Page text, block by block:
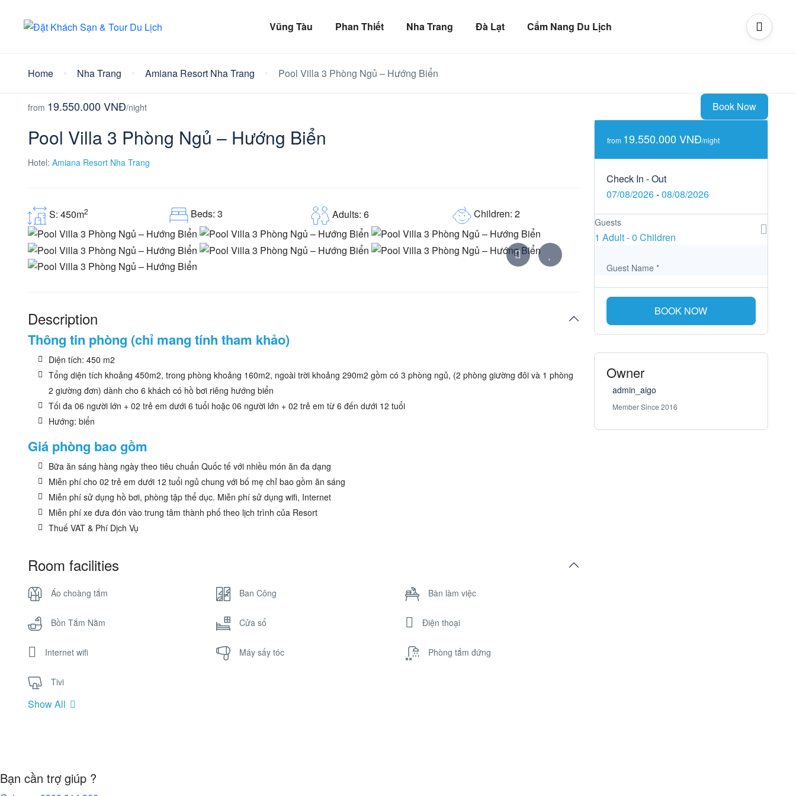
Vũng Tàu Phan Thiết Nha Trang Đà Lạt Cẩm Nang Du Lịch
Home Nha Trang Amiana Resort Nha Trang Pool Villa 3 Phòng Ngủ – Hướng Biển
from 19.550.000 VNĐ/night Book Now
Pool Villa 3 Phòng Ngủ – Hướng Biển
Hotel: Amiana Resort Nha Trang
S: 450m2 Beds: 3 Adults: 6 Children: 2
Description
Thông tin phòng (chỉ mang tính tham khảo)
Diện tích: 450 m2
Tổng diện tích khoảng 450m2, trong phòng khoảng 160m2, ngoài trời khoảng 290m2 gồm có 3 phòng ngủ, (2 phòng giường đôi và 1 phòng
2 giường đơn) dành cho 6 khách có hồ bơi riêng hướng biển
Tối đa 06 người lớn + 02 trẻ em dưới 6 tuổi hoặc 06 người lớn + 02 trẻ em từ 6 đến dưới 12 tuổi
Hướng: biển
Giá phòng bao gồm
Bữa ăn sáng hàng ngày theo tiêu chuẩn Quốc tế với nhiều món ăn đa dạng
Miễn phí cho 02 trẻ em dưới 12 tuổi ngủ chung với bố mẹ chỉ bao gồm ăn sáng
Miễn phí sử dụng hồ bơi, phòng tập thể dục. Miễn phí sử dụng wifi, Internet
Miễn phí xe đưa đón vào trung tâm thành phố theo lịch trình của Resort
Thuế VAT & Phí Dịch Vụ
Room facilities
Áo choàng tắm Ban Công Bàn làm việc
Bồn Tắm Nằm Cửa sổ Điện thoại
Internet wifi Máy sấy tóc Phòng tắm đứng
Tivi
Show All
from 19.550.000 VNĐ/night
Check In - Out
07/08/2026-08/08/2026
Guests
1 Adult-0 Children
Guest Name *
BOOK NOW
Owner
admin_aigo
Member Since 2016
Bạn cần trợ giúp ?